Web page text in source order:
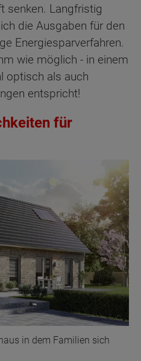
senken. Langfristig
die Ausgaben für den
Energiesparverfahren.
wie möglich - in einem
optisch als auch
entspricht!
für
in dem Familien sich